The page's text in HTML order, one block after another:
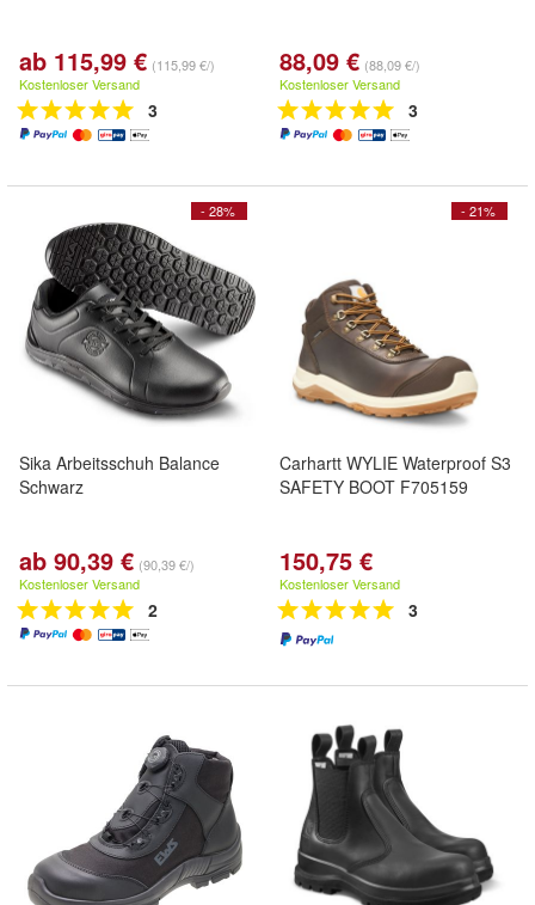
ab 115,99 € (115,99 €/)
Kostenloser Versand
3
88,09 € (88,09 €/)
Kostenloser Versand
3
- 28%
Sika Arbeitsschuh Balance
Schwarz
ab 90,39 € (90,39 €/)
Kostenloser Versand
2
- 21%
Carhartt WYLIE Waterproof S3
SAFETY BOOT F705159
150,75 €
Kostenloser Versand
3